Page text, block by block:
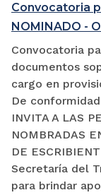
Convocatoria
NOMINADO -
Convocatoria
documentos
cargo en
De
INVITA A LAS
NOMBRADAS
DE
Secretaría del
para brindar